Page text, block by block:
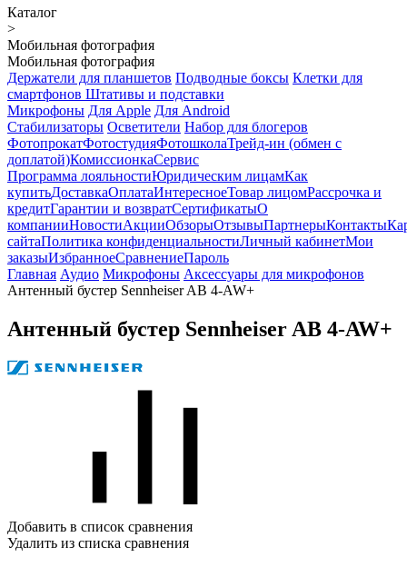
Каталог
>
Мобильная фотография
Мобильная фотография
Держатели для планшетов Подводные боксы Клетки для
смартфонов Штативы и подставки
Микрофоны Для Apple Для Android
Стабилизаторы Осветители Набор для блогеров
ФотопрокатФотостудияФотошколаТрейд-ин (обмен с
доплатой)КомиссионкаСервис
Программа лояльностиЮридическим лицамКак
купитьДоставкаОплатаИнтересноеТовар лицомРассрочка и
кредитГарантии и возвратСертификатыО
компанииНовостиАкцииОбзорыОтзывыПартнерыКонтакты
сайтаПолитика конфиденциальностиЛичный кабинетМои
заказыИзбранноеСравнениеПароль
Главная Аудио Микрофоны Аксессуары для микрофонов
Антенный бустер Sennheiser AB 4-AW+
Антенный бустер Sennheiser AB 4-AW+
Добавить в список сравнения
Удалить из списка сравнения